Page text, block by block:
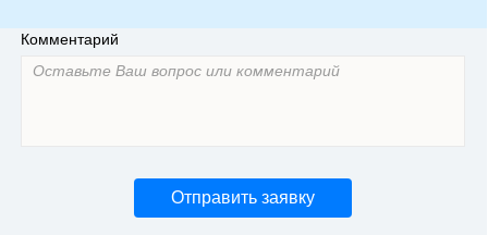
Комментарий
Отправить заявку